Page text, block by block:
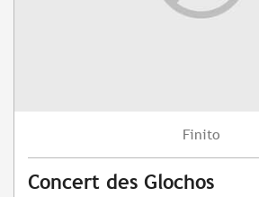
Finito
Concert des Glochos